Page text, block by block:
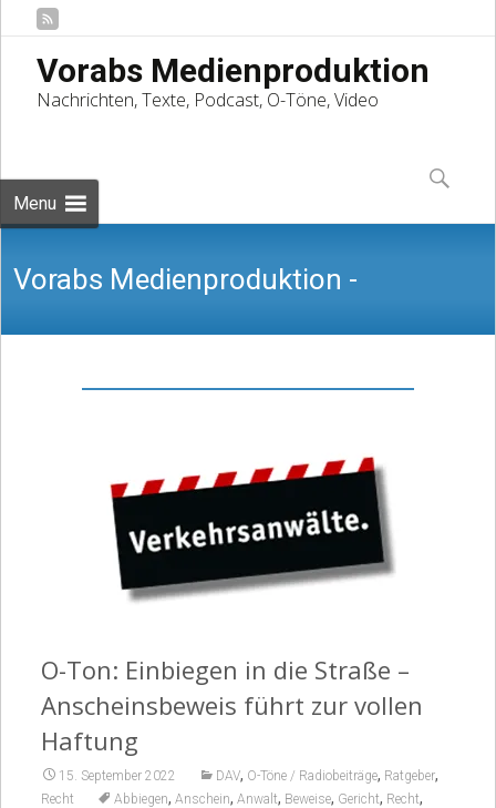
Vorabs Medienproduktion
Nachrichten, Texte, Podcast, O-Töne, Video
Menu
to
content
Suchen
nach:
Vorabs Medienproduktion -
Nachrichten, Texte, Podcast, O-Töne,
O-Ton: Einbiegen in die Straße –
Anscheinsbeweis führt zur vollen
Haftung
15. September 2022 DAV, O-Töne / Radiobeiträge, Ratgeber,
Recht Abbiegen, Anschein, Anwalt, Beweise, Gericht, Recht,